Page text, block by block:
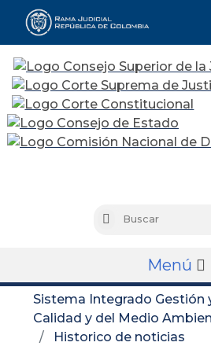
Buscar
Menú
Sistema Integrado Gestión
Calidad y del Medio
Historico de noticias